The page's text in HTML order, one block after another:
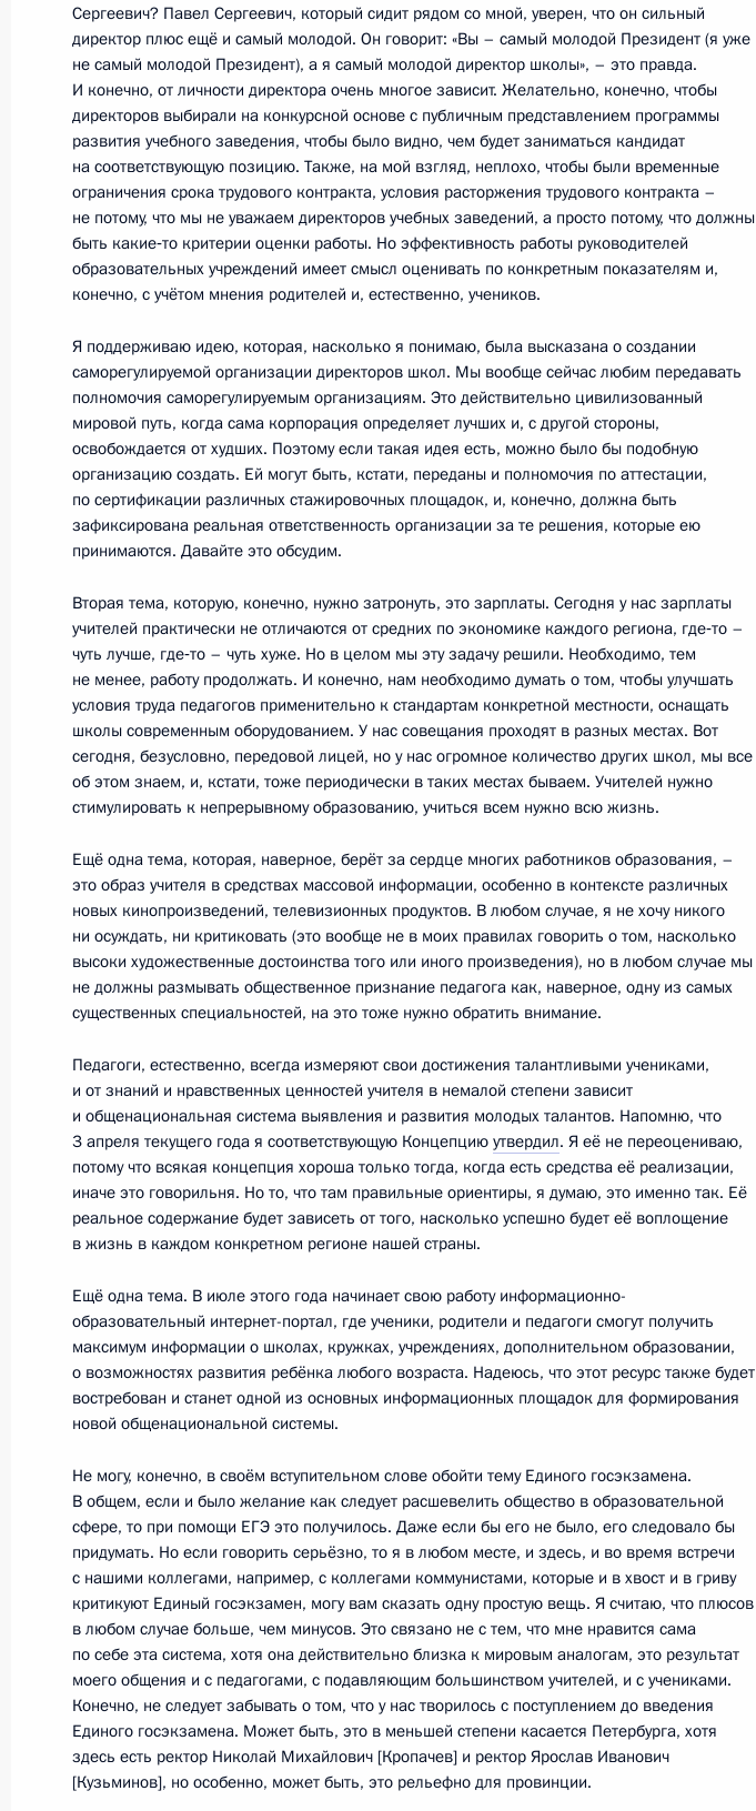
Опубликован список журналистов, аккредитованных
на освещение заседания Государственного совета
23 апреля 2012 года, 10:00
21 апреля 2012 года, суббота
Соболезнования Президенту Пакистана Асифу Али Зардари
21 апреля 2012 года, 12:00
20 апреля 2012 года, пятница
Совещание с постоянными членами Совета Безопасности
20 апреля 2012 года, 15:45 Московская область, Горки
Президент принял отставку губернатора Смоленской области
Сергея Антуфьева
20 апреля 2012 года, 15:00
Дмитрий Медведев встретился с министрами иностранных дел
и обороны России и Италии
19 апреля 2012 года, четверг
Телефонный разговор с Президентом Южной Осетии Леонидом
Тибиловым
Совещание по вопросам школьного образования
19 апреля 2012 года, 16:00 Санкт-Петербург
Посещение Никольского морского собора
19 апреля 2012 года, 13:00 Кронштадт
Объявлена аккредитация журналистов на освещение заседания
Госсовета, которое состоится 24 апреля в Кремле
19 апреля 2012 года, 10:00
18 апреля 2012 года, среда
Дмитрий Медведев внёс на ратификацию в Госдуму Соглашение
между Россией и Италией о транзите военных грузов
18 апреля 2012 года, 17:30
Сергеевич? Павел Сергеевич, который сидит рядом со мной, уверен, что он сильный
директор плюс ещё и самый молодой. Он говорит: «Вы – самый молодой Президент (я уже
не самый молодой Президент), а я самый молодой директор школы», – это правда.
И конечно, от личности директора очень многое зависит. Желательно, конечно, чтобы
директоров выбирали на конкурсной основе с публичным представлением программы
развития учебного заведения, чтобы было видно, чем будет заниматься кандидат
на соответствующую позицию. Также, на мой взгляд, неплохо, чтобы были временные
ограничения срока трудового контракта, условия расторжения трудового контракта –
не потому, что мы не уважаем директоров учебных заведений, а просто потому, что должны
быть какие‑то критерии оценки работы. Но эффективность работы руководителей
образовательных учреждений имеет смысл оценивать по конкретным показателям и,
конечно, с учётом мнения родителей и, естественно, учеников.
Я поддерживаю идею, которая, насколько я понимаю, была высказана о создании
саморегулируемой организации директоров школ. Мы вообще сейчас любим передавать
полномочия саморегулируемым организациям. Это действительно цивилизованный
мировой путь, когда сама корпорация определяет лучших и, с другой стороны,
освобождается от худших. Поэтому если такая идея есть, можно было бы подобную
организацию создать. Ей могут быть, кстати, переданы и полномочия по аттестации,
по сертификации различных стажировочных площадок, и, конечно, должна быть
зафиксирована реальная ответственность организации за те решения, которые ею
принимаются. Давайте это обсудим.
Вторая тема, которую, конечно, нужно затронуть, это зарплаты. Сегодня у нас зарплаты
учителей практически не отличаются от средних по экономике каждого региона, где‑то –
чуть лучше, где‑то – чуть хуже. Но в целом мы эту задачу решили. Необходимо, тем
не менее, работу продолжать. И конечно, нам необходимо думать о том, чтобы улучшать
условия труда педагогов применительно к стандартам конкретной местности, оснащать
школы современным оборудованием. У нас совещания проходят в разных местах. Вот
сегодня, безусловно, передовой лицей, но у нас огромное количество других школ, мы все
об этом знаем, и, кстати, тоже периодически в таких местах бываем. Учителей нужно
стимулировать к непрерывному образованию, учиться всем нужно всю жизнь.
Ещё одна тема, которая, наверное, берёт за сердце многих работников образования, –
это образ учителя в средствах массовой информации, особенно в контексте различных
новых кинопроизведений, телевизионных продуктов. В любом случае, я не хочу никого
ни осуждать, ни критиковать (это вообще не в моих правилах говорить о том, насколько
высоки художественные достоинства того или иного произведения), но в любом случае мы
не должны размывать общественное признание педагога как, наверное, одну из самых
существенных специальностей, на это тоже нужно обратить внимание.
Педагоги, естественно, всегда измеряют свои достижения талантливыми учениками,
и от знаний и нравственных ценностей учителя в немалой степени зависит
и общенациональная система выявления и развития молодых талантов. Напомню, что
3 апреля текущего года я соответствующую Концепцию утвердил. Я её не переоцениваю,
потому что всякая концепция хороша только тогда, когда есть средства её реализации,
иначе это говорильня. Но то, что там правильные ориентиры, я думаю, это именно так. Её
реальное содержание будет зависеть от того, насколько успешно будет её воплощение
в жизнь в каждом конкретном регионе нашей страны.
Ещё одна тема. В июле этого года начинает свою работу информационно-
образовательный интернет-портал, где ученики, родители и педагоги смогут получить
максимум информации о школах, кружках, учреждениях, дополнительном образовании,
о возможностях развития ребёнка любого возраста. Надеюсь, что этот ресурс также будет
востребован и станет одной из основных информационных площадок для формирования
новой общенациональной системы.
Не могу, конечно, в своём вступительном слове обойти тему Единого госэкзамена.
В общем, если и было желание как следует расшевелить общество в образовательной
сфере, то при помощи ЕГЭ это получилось. Даже если бы его не было, его следовало бы
придумать. Но если говорить серьёзно, то я в любом месте, и здесь, и во время встречи
с нашими коллегами, например, с коллегами коммунистами, которые и в хвост и в гриву
критикуют Единый госэкзамен, могу вам сказать одну простую вещь. Я считаю, что плюсов
в любом случае больше, чем минусов. Это связано не с тем, что мне нравится сама
по себе эта система, хотя она действительно близка к мировым аналогам, это результат
моего общения и с педагогами, с подавляющим большинством учителей, и с учениками.
Конечно, не следует забывать о том, что у нас творилось с поступлением до введения
Единого госэкзамена. Может быть, это в меньшей степени касается Петербурга, хотя
здесь есть ректор Николай Михайлович [Кропачев] и ректор Ярослав Иванович
[Кузьминов], но особенно, может быть, это рельефно для провинции.